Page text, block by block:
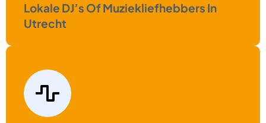
Lokale DJ’s Of Muziekliefhebbers In
Utrecht